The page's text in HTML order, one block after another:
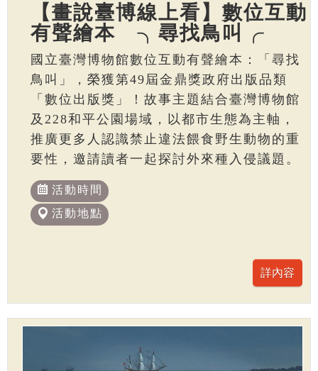
【畫說臺博線上看】數位互動
有聲繪本 ╮尋找鳥叫╭
國立臺灣博物館數位互動有聲繪本：「尋找
鳥叫」，榮獲第49屆金鼎獎政府出版品類
「數位出版獎」！故事主題結合臺灣博物館
及228和平公園場域，以都市生態為主軸，
推廣更多人認識禁止違法餵食野生動物的重
要性，邀請讀者一起探討外來種入侵議題。
活動時間
活動地點